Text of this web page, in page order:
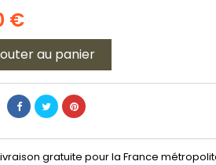
€
au panier
gratuite pour la France